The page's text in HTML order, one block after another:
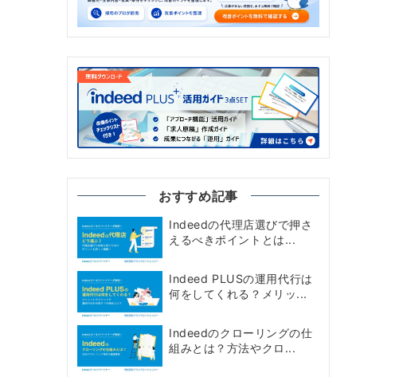
おすすめ記事
Indeedの代理店選びで押さ
えるべきポイントとは...
Indeed PLUSの運用代行は
何をしてくれる？メリッ...
Indeedのクローリングの仕
組みとは？方法やクロ...